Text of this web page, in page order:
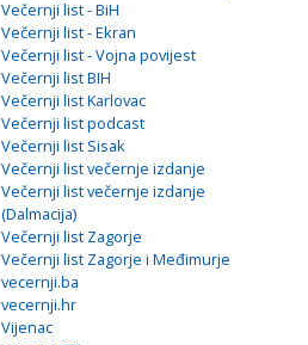
Večernji list - BiH
Večernji list - Ekran
Večernji list - Vojna povijest
Večernji list BIH
Večernji list Karlovac
Večernji list podcast
Večernji list Sisak
Večernji list večernje izdanje
Večernji list večernje izdanje
(Dalmacija)
Večernji list Zagorje
Večernji list Zagorje i Međimurje
vecernji.ba
vecernji.hr
Vijenac